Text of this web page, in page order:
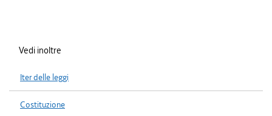
Vedi inoltre
Iter delle leggi
Costituzione